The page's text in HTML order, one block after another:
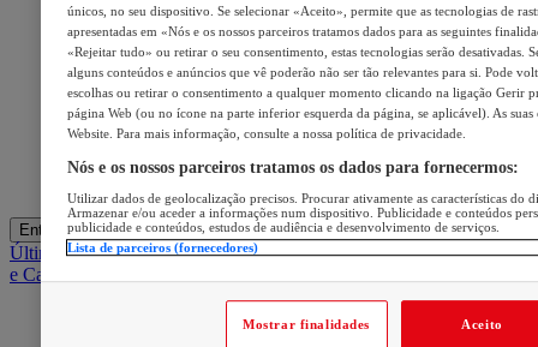
Entrar
ÚltimasMercadoOpiniãoiGaming HubA BOLA SUGEREBarba
e Cabelo
únicos, no seu dispositivo. Se selecionar «Aceito», permite que as tecnologias de
apresentadas em «Nós e os nossos parceiros tratamos dados para as seguintes
«Rejeitar tudo» ou retirar o seu consentimento, estas tecnologias serão desativadas.
alguns conteúdos e anúncios que vê poderão não ser tão relevantes para si. Pode
escolhas ou retirar o consentimento a qualquer momento clicando na ligação Gerir
página Web (ou no ícone na parte inferior esquerda da página, se aplicável). As suas
Website. Para mais informação, consulte a nossa política de privacidade.
Nós e os nossos parceiros tratamos os dados para fornecermos:
Utilizar dados de geolocalização precisos. Procurar ativamente as características do
Armazenar e/ou aceder a informações num dispositivo. Publicidade e conteúdos
publicidade e conteúdos, estudos de audiência e desenvolvimento de serviços.
Lista de parceiros (fornecedores)
Mostrar finalidades Aceito